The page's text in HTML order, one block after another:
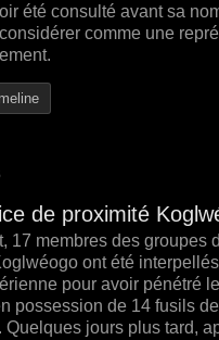
été consulté avant sa
comme une
de proximité
17 membres des groupes
ont été
pour avoir pénétré
possession de 14 fusils
Quelques jours plus tard,